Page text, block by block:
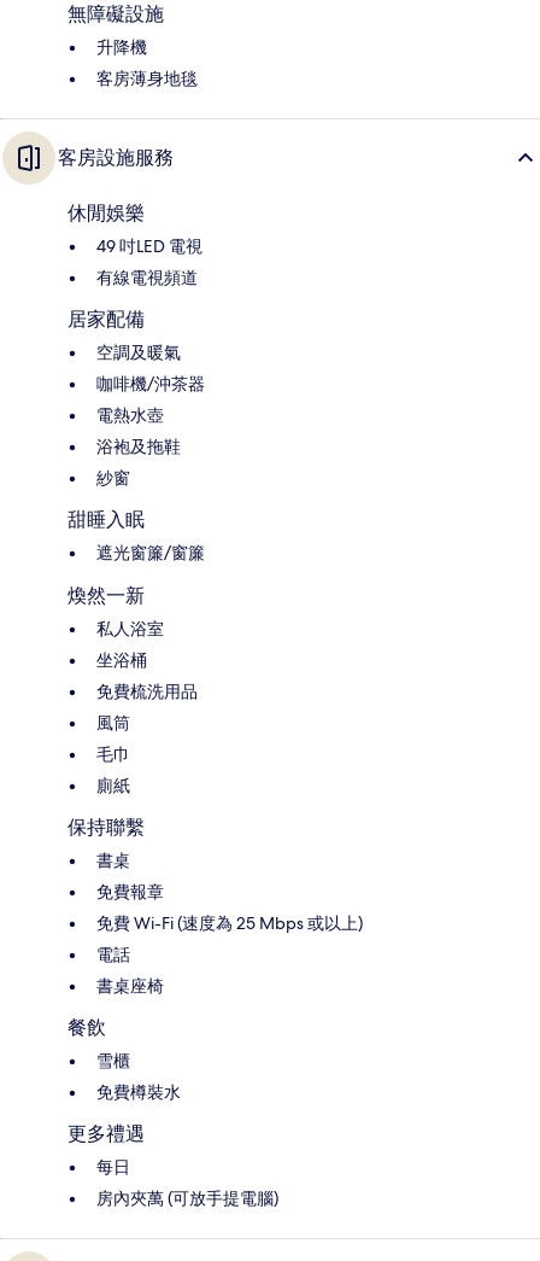
無障礙設施
升降機
客房薄身地毯
客房設施服務
休閒娛樂
49 吋LED 電視
有線電視頻道
居家配備
空調及暖氣
咖啡機/沖茶器
電熱水壺
浴袍及拖鞋
紗窗
甜睡入眠
遮光窗簾/窗簾
煥然一新
私人浴室
坐浴桶
免費梳洗用品
風筒
毛巾
廁紙
保持聯繫
書桌
免費報章
免費 Wi-Fi (速度為 25 Mbps 或以上)
電話
書桌座椅
餐飲
雪櫃
免費樽裝水
更多禮遇
每日
房內夾萬 (可放手提電腦)